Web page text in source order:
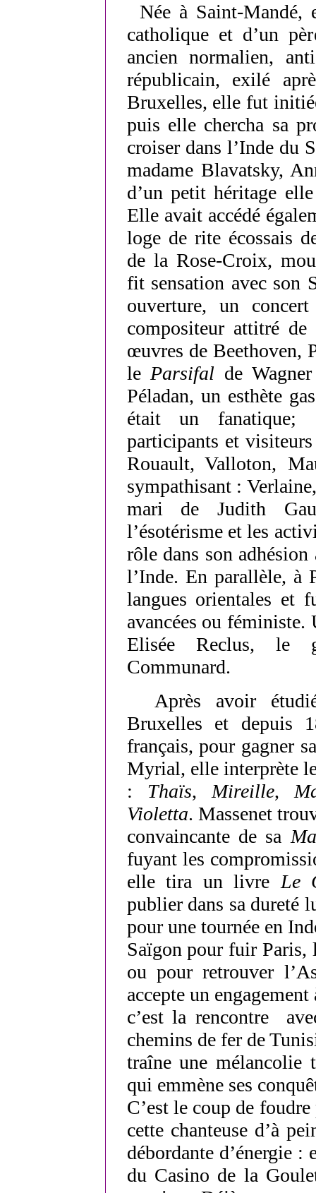
Née à Saint-Mandé,
catholique et d’un
ancien normalien,
républicain, exilé
Bruxelles, elle fut
puis elle chercha sa
croiser dans l’Inde du
madame Blavatsky,
d’un petit héritage
Elle avait accédé
loge de rite écossais
de la Rose-Croix,
fit sensation avec son
ouverture, un
compositeur attitré
œuvres de Beethoven,
le Parsifal de
Péladan, un esthète
était un fanatique;
participants et
Rouault, Valloton,
sympathisant :
mari de Judith
l’ésotérisme et les
rôle dans son
l’Inde. En parallèle, à
langues orientales et
avancées ou féministe.
Elisée Reclus, le
Communard.
Après avoir
Bruxelles et depuis
français, pour gagner
Myrial, elle interprète
: Thaïs, Mireille,
Violetta. Massenet
convaincante de sa
fuyant les
elle tira un livre Le
publier dans sa dureté
pour une tournée en
Saïgon pour fuir Paris,
ou pour retrouver
accepte un
c’est la rencontre
chemins de fer de
traîne une mélancolie
qui emmène ses
C’est le coup de
cette chanteuse d’à
débordante d’énergie
du Casino de la